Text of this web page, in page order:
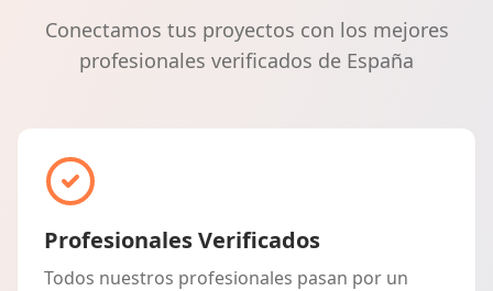
Conectamos tus proyectos con los mejores
profesionales verificados de España
Profesionales Verificados
Todos nuestros profesionales pasan por un